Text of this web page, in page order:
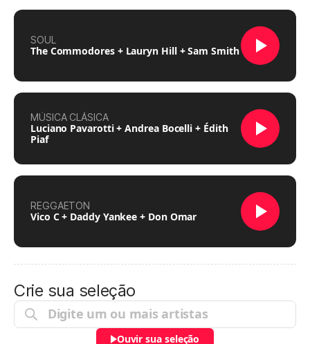
SOUL
The Commodores + Lauryn Hill + Sam Smith
MÚSICA CLÁSICA
Luciano Pavarotti + Andrea Bocelli + Édith
Piaf
REGGAETON
Vico C + Daddy Yankee + Don Omar
Crie sua seleção
Ouvir sua seleção